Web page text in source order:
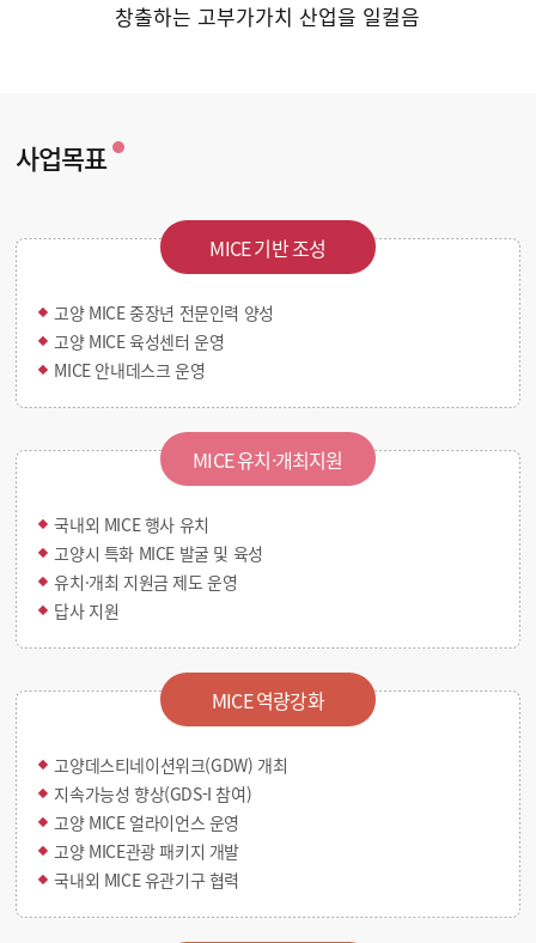
창출하는 고부가가치 산업을 일컬음
사업목표
MICE 기반 조성
고양 MICE 중장년 전문인력 양성
고양 MICE 육성센터 운영
MICE 안내데스크 운영
MICE 유치·개최지원
국내외 MICE 행사 유치
고양시 특화 MICE 발굴 및 육성
유치·개최 지원금 제도 운영
답사 지원
MICE 역량강화
고양데스티네이션위크(GDW) 개최
지속가능성 향상(GDS-I 참여)
고양 MICE 얼라이언스 운영
고양 MICE관광 패키지 개발
국내외 MICE 유관기구 협력